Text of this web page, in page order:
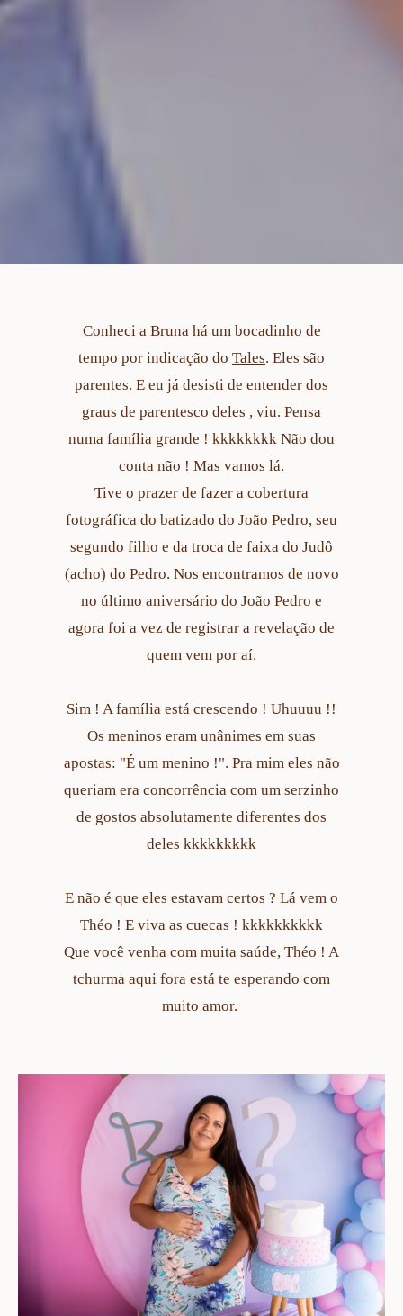
Conheci a Bruna há um bocadinho de
tempo por indicação do Tales. Eles são
parentes. E eu já desisti de entender dos
graus de parentesco deles , viu. Pensa
numa família grande ! kkkkkkkk Não dou
conta não ! Mas vamos lá.
Tive o prazer de fazer a cobertura
fotográfica do batizado do João Pedro, seu
segundo filho e da troca de faixa do Judô
(acho) do Pedro. Nos encontramos de novo
no último aniversário do João Pedro e
agora foi a vez de registrar a revelação de
quem vem por aí.
Sim ! A família está crescendo ! Uhuuuu !!
Os meninos eram unânimes em suas
apostas: "É um menino !". Pra mim eles não
queriam era concorrência com um serzinho
de gostos absolutamente diferentes dos
deles kkkkkkkkk
E não é que eles estavam certos ? Lá vem o
Théo ! E viva as cuecas ! kkkkkkkkkk
Que você venha com muita saúde, Théo ! A
tchurma aqui fora está te esperando com
muito amor.